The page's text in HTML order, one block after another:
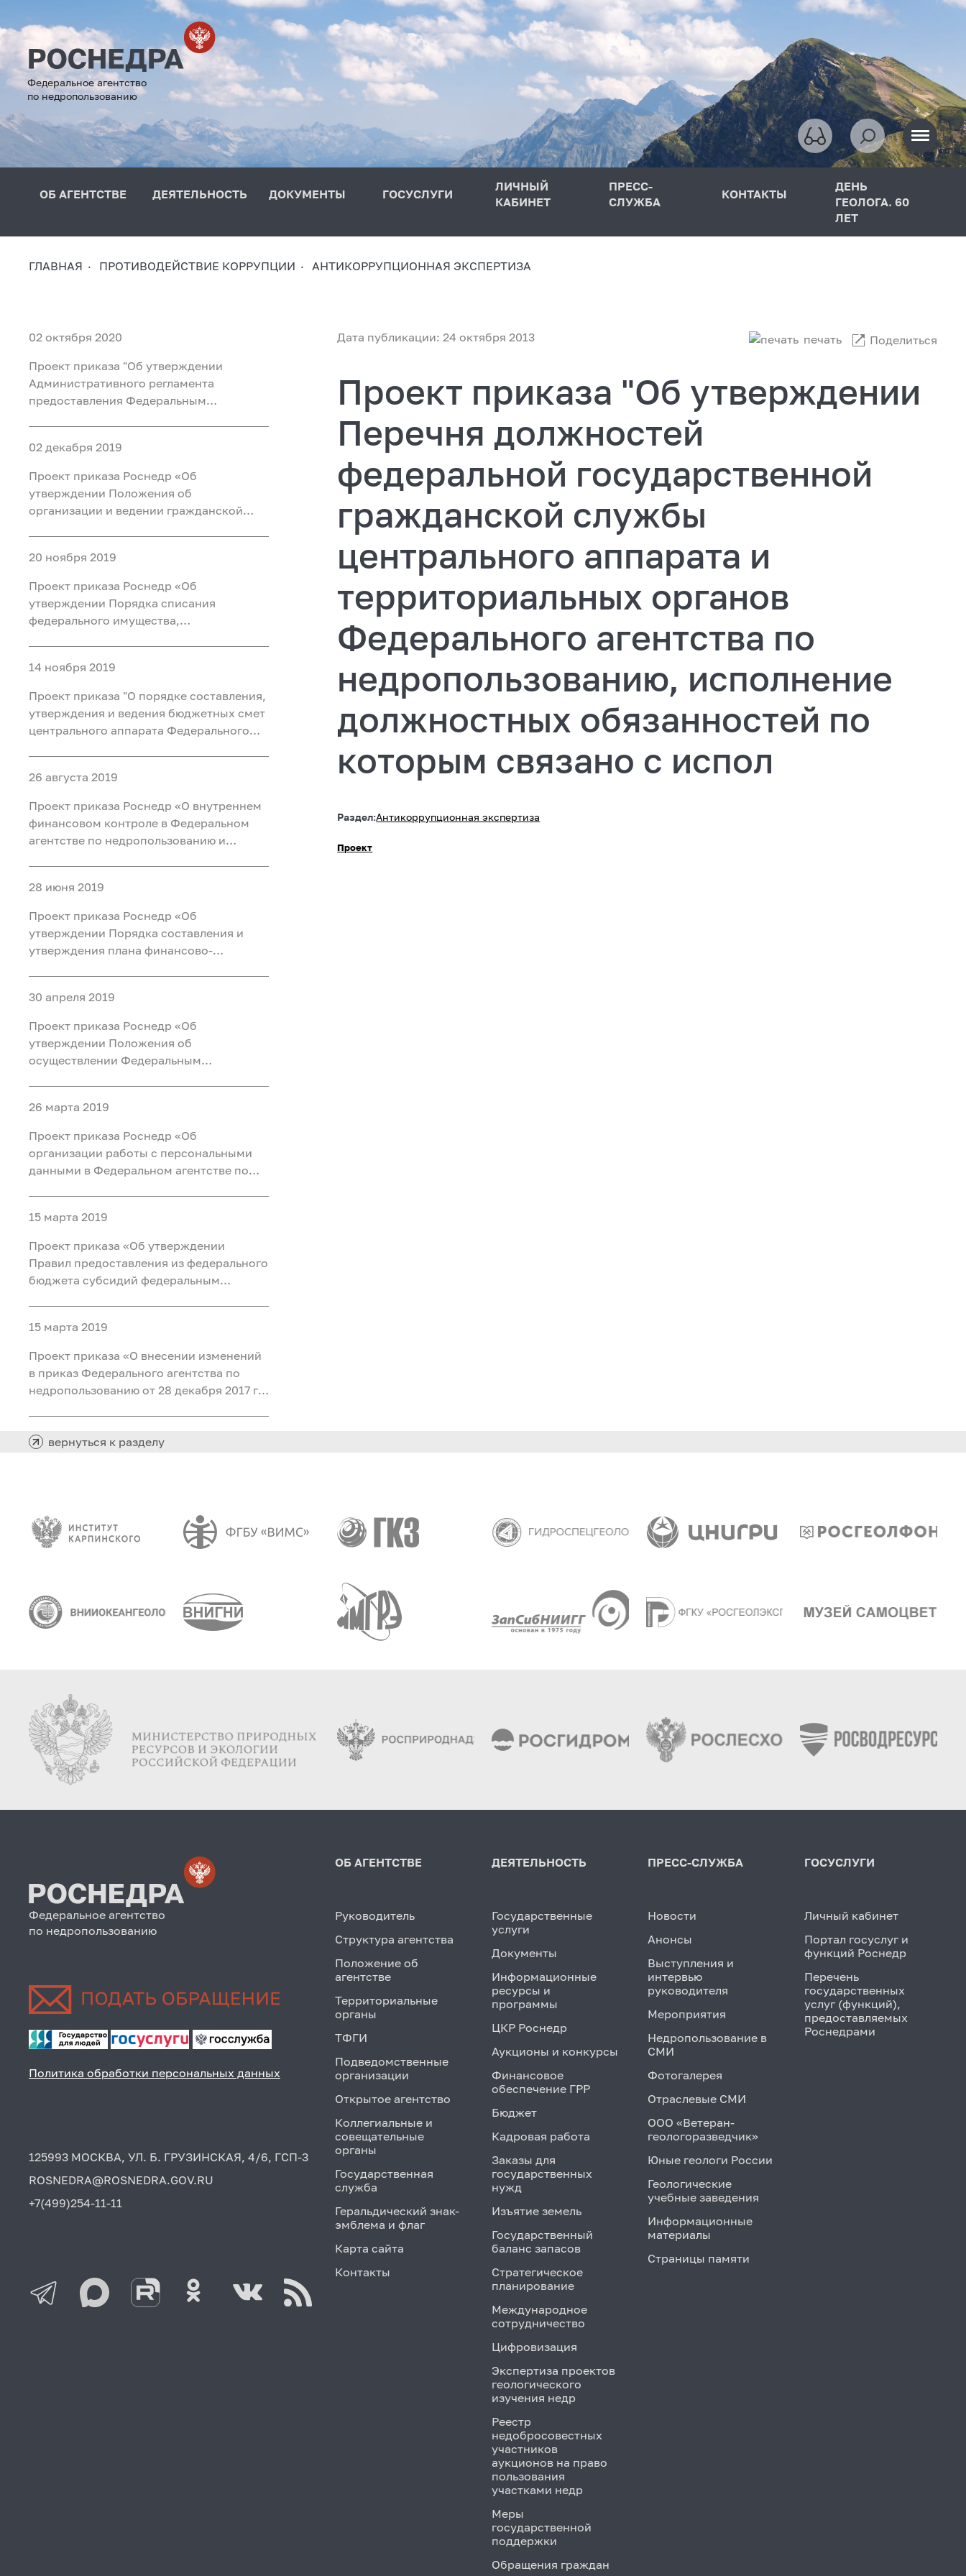
Федеральное агентство
по недропользованию
ОБ АГЕНТСТВЕ ДЕЯТЕЛЬНОСТЬ ДОКУМЕНТЫ ГОСУСЛУГИ
ЛИЧНЫЙ
КАБИНЕТ
ПРЕСС-
СЛУЖБА
КОНТАКТЫ
ДЕНЬ
ГЕОЛОГА. 60
ЛЕТ
ГЛАВНАЯ ПРОТИВОДЕЙСТВИЕ КОРРУПЦИИ АНТИКОРРУПЦИОННАЯ ЭКСПЕРТИЗА
02 октября 2020
Проект приказа "Об утверждении
Административного регламента
предоставления Федеральным
рассмотрению заявок на получение
права пользования недрами для
геологического изучения недр (за
исключением нед
02 декабря 2019
Проект приказа Роснедр «Об
утверждении Положения об
организации и ведении гражданской
территориальных органах и
подведомственных организациях»
20 ноября 2019
Проект приказа Роснедр «Об
утверждении Порядка списания
федерального имущества,
органами и подведомственными
учреждениями Федерального агентства
по недропользованию»
14 ноября 2019
Проект приказа "О порядке составления,
утверждения и ведения бюджетных смет
центрального аппарата Федерального
федеральных государственных казенных
учреждений, подведомственных
Федеральному аген
26 августа 2019
Проект приказа Роснедр «О внутреннем
финансовом контроле в Федеральном
агентстве по недропользованию и
Федерального агентства по
недропользованию»
28 июня 2019
Проект приказа Роснедр «Об
утверждении Порядка составления и
утверждения плана финансово-
учреждений, находящихся в ведении
Федерального агентства по
недропользованию»
30 апреля 2019
Проект приказа Роснедр «Об
утверждении Положения об
осуществлении Федеральным
проекта на regutation.gov.ru: 01/02/04-
19/00091037)
26 марта 2019
Проект приказа Роснедр «Об
организации работы с персональными
данными в Федеральном агентстве по
15 марта 2019
Проект приказа «Об утверждении
Правил предоставления из федерального
бюджета субсидий федеральным
Федеральное агентство по
недропользованию осуществляет
функции и полномочия учредителя, в
соответств
15 марта 2019
Проект приказа «О внесении изменений
в приказ Федерального агентства по
недропользованию от 28 декабря 2017 г.
федеральных государственных
Дата публикации: 24 октября 2013 печать Поделиться
Проект приказа "Об утверждении
Перечня должностей
федеральной государственной
гражданской службы
центрального аппарата и
территориальных органов
Федерального агентства по
недропользованию, исполнение
должностных обязанностей по
которым связано с испол
Раздел:Антикоррупционная экспертиза
Проект
вернуться к разделу
Федеральное агентство
по недропользованию
Политика обработки персональных данных
125993 МОСКВА, УЛ. Б. ГРУЗИНСКАЯ, 4/6, ГСП-3
ROSNEDRA@ROSNEDRA.GOV.RU
+7(499)254-11-11
ОБ АГЕНТСТВЕ
Руководитель
Структура агентства
Положение об
агентстве
Территориальные
органы
ТФГИ
Подведомственные
организации
Открытое агентство
Коллегиальные и
совещательные
органы
Государственная
служба
Геральдический знак-
эмблема и флаг
Карта сайта
Контакты
ДЕЯТЕЛЬНОСТЬ
Государственные
услуги
Документы
Информационные
ресурсы и
программы
ЦКР Роснедр
Аукционы и конкурсы
Финансовое
обеспечение ГРР
Бюджет
Кадровая работа
Заказы для
государственных
нужд
Изъятие земель
Государственный
баланс запасов
Стратегическое
планирование
Международное
сотрудничество
Цифровизация
Экспертиза проектов
геологического
изучения недр
Реестр
недобросовестных
участников
аукционов на право
пользования
участками недр
Меры
государственной
поддержки
Обращения граждан
ПРЕСС-СЛУЖБА
Новости
Анонсы
Выступления и
интервью
руководителя
Мероприятия
Недропользование в
СМИ
Фотогалерея
Отраслевые СМИ
ООО «Ветеран-
геологоразведчик»
Юные геологи России
Геологические
учебные заведения
Информационные
материалы
Страницы памяти
ГОСУСЛУГИ
Личный кабинет
Портал госуслуг и
функций Роснедр
Перечень
государственных
услуг (функций),
предоставляемых
Роснедрами